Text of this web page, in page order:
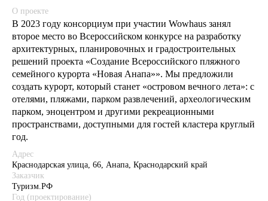
О проекте
В 2023 году консорциум при участии Wowhaus занял
второе место во Всероссийском конкурсе на разработку
архитектурных, планировочных и градостроительных
решений проекта «Создание Всероссийского пляжного
семейного курорта «Новая Анапа»». Мы предложили
создать курорт, который станет «островом вечного лета»: с
отелями, пляжами, парком развлечений, археологическим
парком, эноцентром и другими рекреационными
пространствами, доступными для гостей кластера круглый
год.
Адрес
Краснодарская улица, 66, Анапа, Краснодарский край
Заказчик
Туризм.РФ
Год (проектирование)